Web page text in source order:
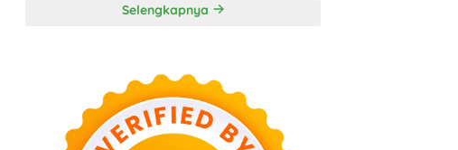
Selengkapnya